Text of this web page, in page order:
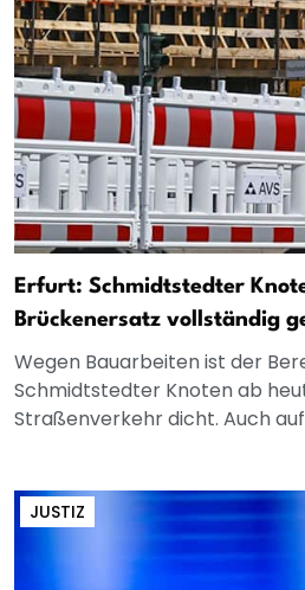
Erfurt: Schmidtstedter
Brückenersatz vollständig
Wegen Bauarbeiten ist der
Schmidtstedter Knoten ab
Straßenverkehr dicht. Auch auf
JUSTIZ